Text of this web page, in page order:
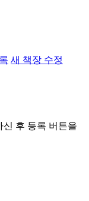
새 책장 수정
신 후 등록 버튼을